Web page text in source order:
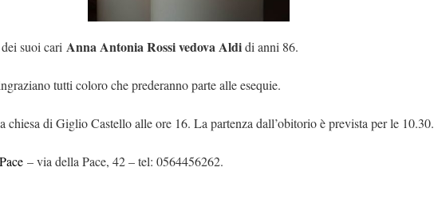
suoi cari Anna Antonia Rossi vedova Aldidi anni 86.
tutti coloro che prederanno parte alle esequie.
chiesa di Giglio Castello alle ore 16. La partenza dall’obitorio è prevista per le 10.30.
– via della Pace, 42 – tel: 0564456262.